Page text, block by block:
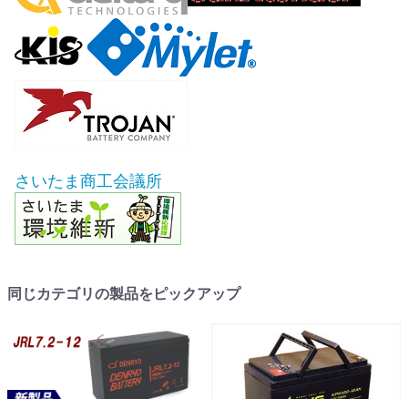
さいたま商工会議所
同じカテゴリの製品をピックアップ